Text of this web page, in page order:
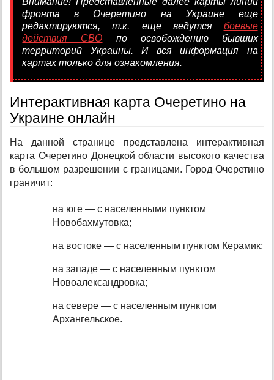
фронта в Очеретино на Украине еще
редактируются, т.к. еще ведутся боевые
действия СВО по освобождению бывших
территорий Украины. И вся информация на
картах только для ознакомления.
Интерактивная карта Очеретино на
Украине онлайн
На данной странице представлена интерактивная
карта Очеретино Донецкой области высокого качества
в большом разрешении с границами. Город Очеретино
граничит:
на юге — с населенными пунктом
Новобахмутовка;
на востоке — с населенным пунктом Керамик;
на западе — с населенным пунктом
Новоалександровка;
на севере — с населенным пунктом
Архангельское.